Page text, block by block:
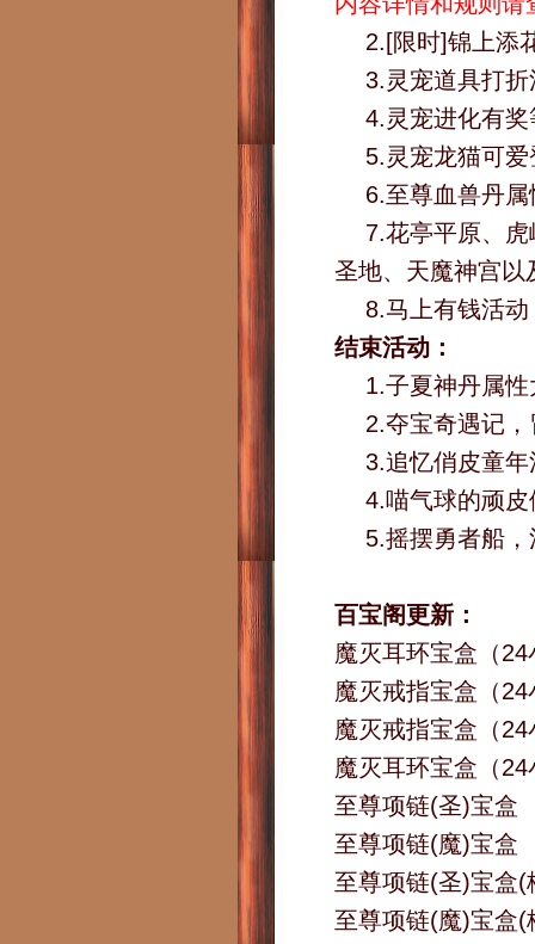
2.[限时]锦上添
3.灵宠道具打
4.灵宠进化有
5.灵宠龙猫可
6.至尊血兽丹
7.花亭平原、
圣地、天魔神宫以
8.马上有钱活
结束活动：
1.子夏神丹属
2.夺宝奇遇记
3.追忆俏皮童年
4.喵气球的顽
5.摇摆勇者船
百宝阁更新：
魔灭耳环宝盒（
魔灭戒指宝盒（
魔灭戒指宝盒（24
魔灭耳环宝盒（24
至尊项链(圣)宝盒
至尊项链(魔)宝盒
至尊项链(圣)宝盒(
至尊项链(魔)宝盒(